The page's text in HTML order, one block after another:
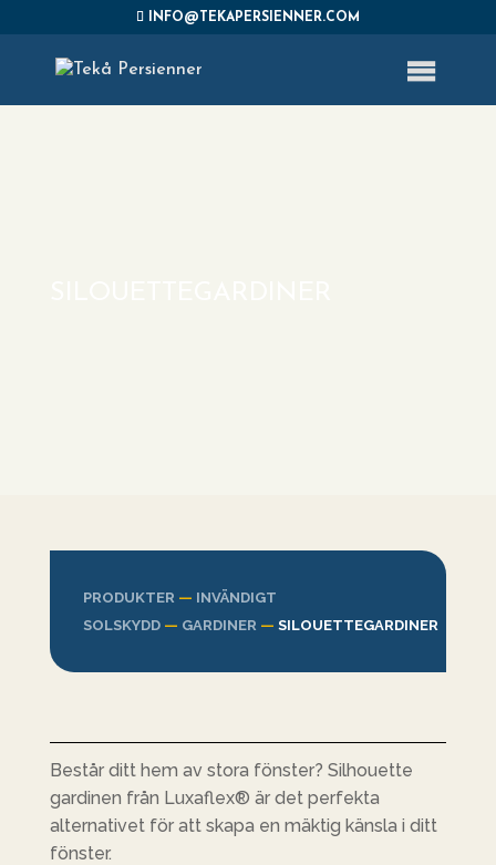
INFO@TEKAPERSIENNER.COM
PRODUKTER — INVÄNDIGT
SOLSKYDD— GARDINER — SILOUETTEGARDINER
Består ditt hem av stora fönster? Silhouette
gardinen från Luxaflex® är det perfekta
alternativet för att skapa en mäktig känsla i ditt
fönster.